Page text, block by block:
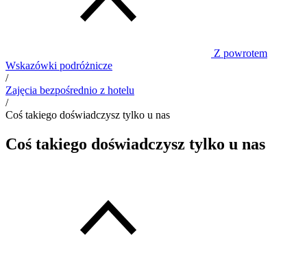
Z powrotem
Wskazówki podróżnicze
/
Zajęcia bezpośrednio z hotelu
/
Coś takiego doświadczysz tylko u nas
Coś takiego doświadczysz tylko u nas